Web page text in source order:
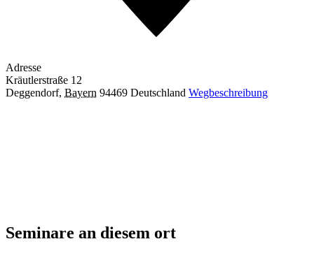
Adresse
Kräutlerstraße 12
Deggendorf, Bayern 94469 Deutschland Wegbeschreibung
Seminare an diesem ort